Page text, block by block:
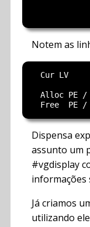
Notem as
Cur LV
Alloc PE /
Dispensa
assunto um
#vgdisplay
informações
Já criamos
utilizando